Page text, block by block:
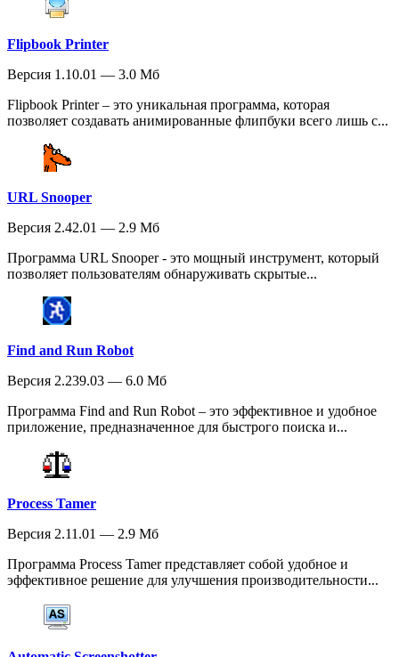
Flipbook Printer
Версия 1.10.01 — 3.0 Мб
Flipbook Printer – это уникальная программа, которая
позволяет создавать анимированные флипбуки всего лишь с...
URL Snooper
Версия 2.42.01 — 2.9 Мб
Программа URL Snooper - это мощный инструмент, который
позволяет пользователям обнаруживать скрытые...
Find and Run Robot
Версия 2.239.03 — 6.0 Мб
Программа Find and Run Robot – это эффективное и удобное
приложение, предназначенное для быстрого поиска и...
Process Tamer
Версия 2.11.01 — 2.9 Мб
Программа Process Tamer представляет собой удобное и
эффективное решение для улучшения производительности...